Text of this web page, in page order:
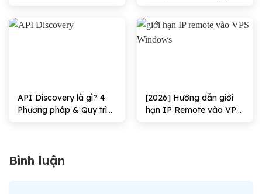
through Remote
Desktop Services hiệu
quả
API Discovery là gì? 4
Phương pháp & Quy trình
[2026] Hướng dẫn giới
hạn IP Remote vào VPS
Bình luận